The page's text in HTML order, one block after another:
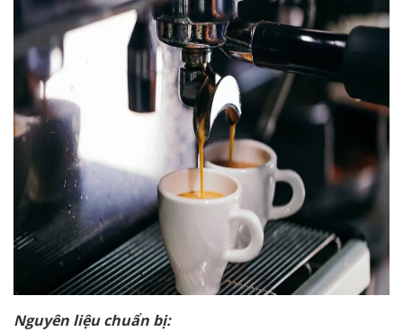
Nguyên liệu chuẩn bị: